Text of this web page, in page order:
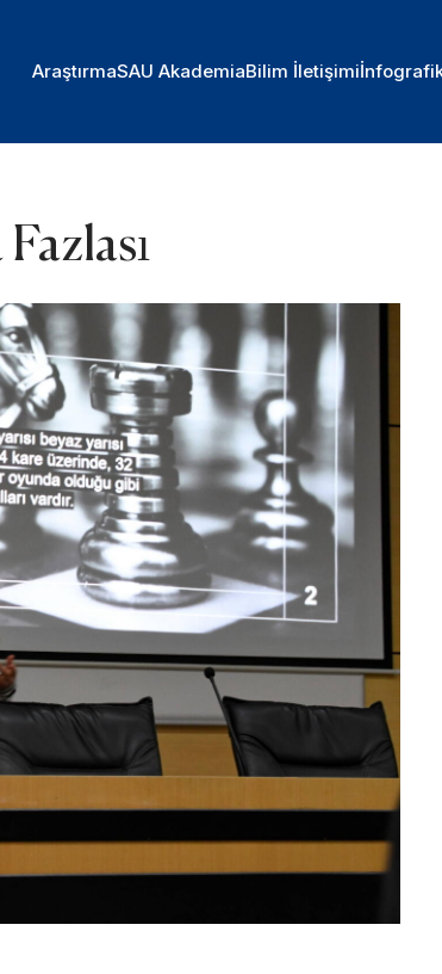
AraştırmaSAU AkademiaBilim İletişimi